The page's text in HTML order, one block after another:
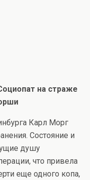
на страже
Карл Морг
Состояние и
душу
что привела
еще одного копа,